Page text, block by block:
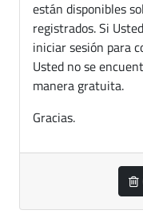
están disponibles
registrados. Si
iniciar sesión para
Usted no se
manera gratuita.
Gracias.